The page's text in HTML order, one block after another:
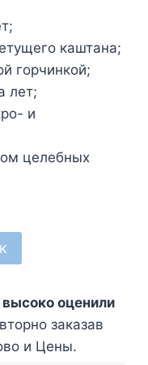
каштана;
горчинкой;
лет;
и
целебных
оценили
заказав
и Цены.